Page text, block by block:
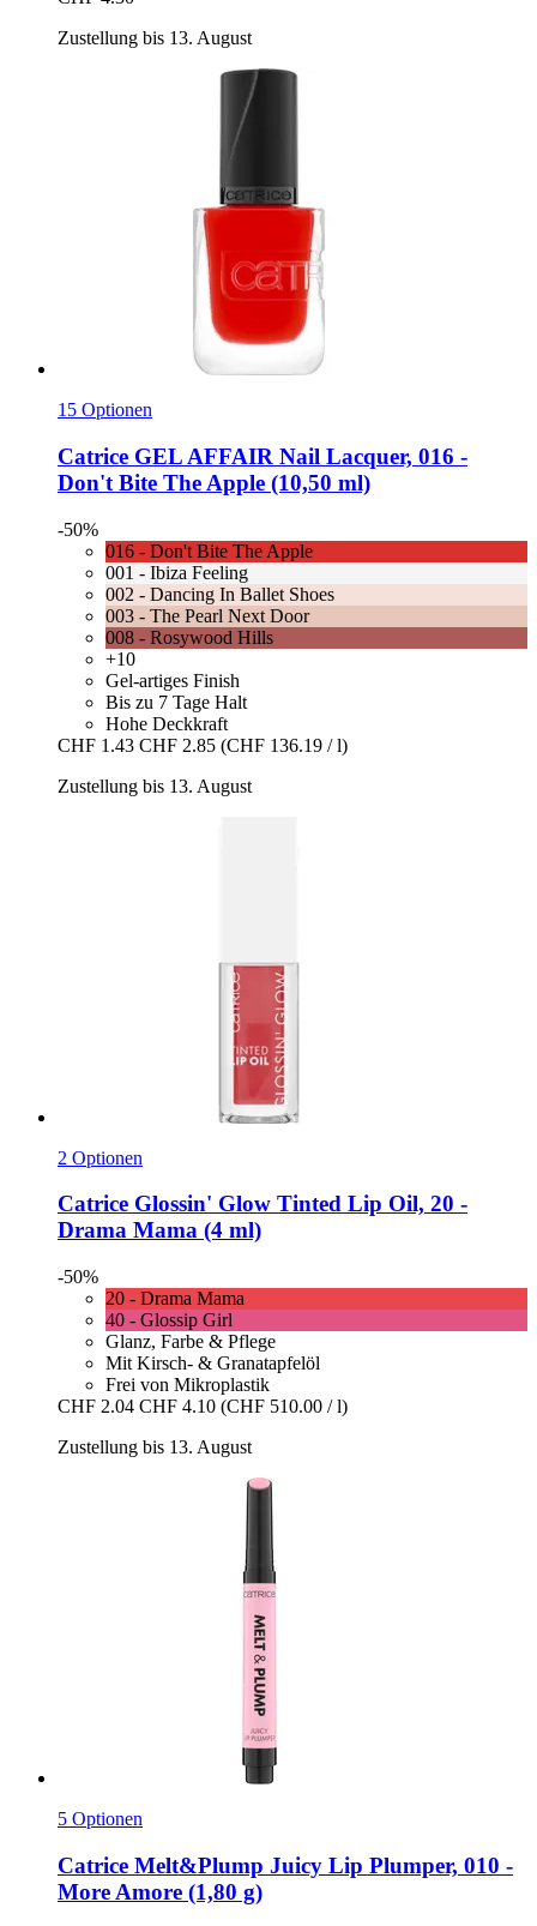
Zustellung bis 13. August
15 Optionen
Catrice GEL AFFAIR Nail Lacquer, 016 -​
Don't Bite The Apple (10,50 ml)
-50%
016 - Don't Bite The Apple
001 - Ibiza Feeling
002 - Dancing In Ballet Shoes
003 - The Pearl Next Door
008 - Rosywood Hills
+10
Gel-artiges Finish
Bis zu 7 Tage Halt
Hohe Deckkraft
CHF 1.43 CHF 2.85 (CHF 136.19 / l)
Zustellung bis 13. August
2 Optionen
Catrice Glossin' Glow Tinted Lip Oil, 20 -​
Drama Mama (4 ml)
-50%
20 - Drama Mama
40 - Glossip Girl
Glanz, Farbe & Pflege
Mit Kirsch- & Granatapfelöl
Frei von Mikroplastik
CHF 2.04 CHF 4.10 (CHF 510.00 / l)
Zustellung bis 13. August
5 Optionen
Catrice Melt&Plump Juicy Lip Plumper, 010 -​
More Amore (1,80 g)